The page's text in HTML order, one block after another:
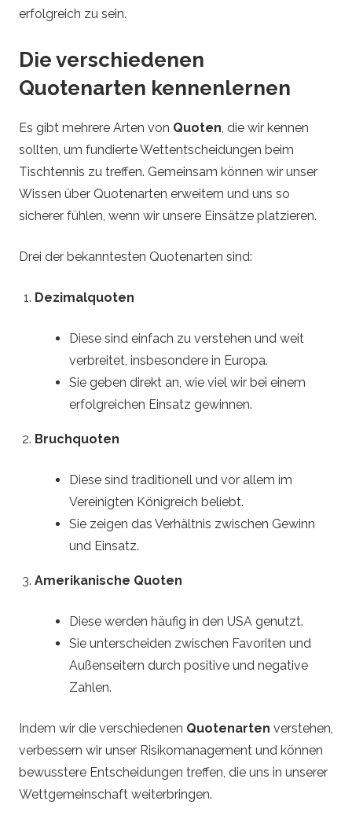
erfolgreich zu sein.
Die verschiedenen
Quotenarten kennenlernen
Es gibt mehrere Arten von Quoten, die wir kennen
sollten, um fundierte Wettentscheidungen beim
Tischtennis zu treffen. Gemeinsam können wir unser
Wissen über Quotenarten erweitern und uns so
sicherer fühlen, wenn wir unsere Einsätze platzieren.
Drei der bekanntesten Quotenarten sind:
Dezimalquoten
Diese sind einfach zu verstehen und weit
verbreitet, insbesondere in Europa.
Sie geben direkt an, wie viel wir bei einem
erfolgreichen Einsatz gewinnen.
Bruchquoten
Diese sind traditionell und vor allem im
Vereinigten Königreich beliebt.
Sie zeigen das Verhältnis zwischen Gewinn
und Einsatz.
Amerikanische Quoten
Diese werden häufig in den USA genutzt.
Sie unterscheiden zwischen Favoriten und
Außenseitern durch positive und negative
Zahlen.
Indem wir die verschiedenen Quotenarten verstehen,
verbessern wir unser Risikomanagement und können
bewusstere Entscheidungen treffen, die uns in unserer
Wettgemeinschaft weiterbringen.